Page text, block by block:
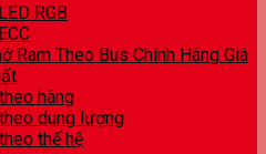
RGB
Ram Theo Bus Chính Hãng Giá
hãng
dung lượng
thế hệ